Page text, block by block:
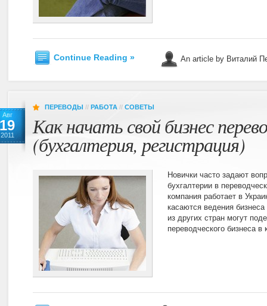
Continue Reading » An article by Виталий
Авг
19
2011
ПЕРЕВОДЫ // РАБОТА // СОВЕТЫ
Как начать свой бизнес
(бухгалтерия, регистрация)
Новички часто задают
бухгалтерии в
компания работает в
касаются ведения
из других стран могут
переводческого бизнеса в